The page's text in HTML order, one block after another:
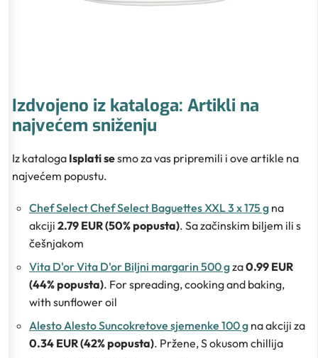
Izdvojeno iz kataloga: Artikli na
najvećem sniženju
Iz kataloga Isplati sesmo za vas pripremili i ove artikle na
najvećem popustu.
Chef Select Chef Select Baguettes XXL 3 x 175 g na
akciji 2.79 EUR (50% popusta). Sa začinskim biljem ili s
češnjakom
Vita D'or Vita D'or Biljni margarin 500 gza0.99 EUR
(44% popusta). For spreading, cooking and baking,
with sunflower oil
Alesto Alesto Suncokretove sjemenke 100 g na akciji za
0.34 EUR (42% popusta). Pržene, S okusom chillija